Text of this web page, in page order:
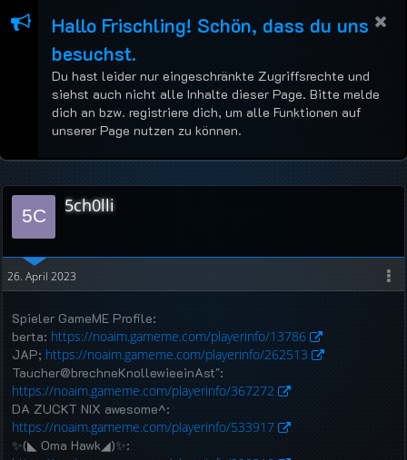
Hallo Frischling! Schön, dass du uns
besuchst.
Du hast leider nur eingeschränkte Zugriffsrechte und
siehst auch nicht alle Inhalte dieser Page. Bitte melde
dich an bzw. registriere dich, um alle Funktionen auf
unserer Page nutzen zu können.
5ch0lli
26. April 2023
Spieler GameME Profile:
berta: https://noaim.gameme.com/playerinfo/13786
JAP; https://noaim.gameme.com/playerinfo/262513
Taucher@brechneKnollewieeinAst":
https://noaim.gameme.com/playerinfo/367272
DA ZUCKT NIX awesome^:
https://noaim.gameme.com/playerinfo/533917
✨(◣ Oma Hawk◢)✨: